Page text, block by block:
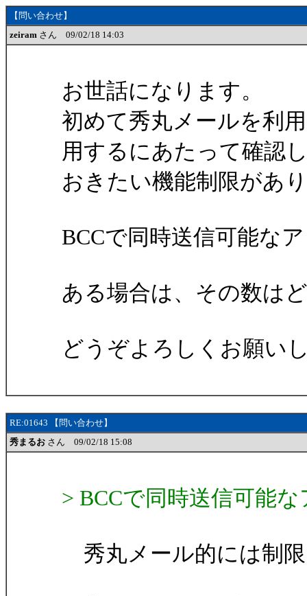
【問い合わせ】
zeiram さん 09/02/18 14:03
お世話になります。
初めて秀丸メールを利
用するにあたって確認
おきたい機能制限があ
BCCで同時送信可能な
ある場合は、その数は
どうぞよろしくお願い
RE:01643 【問い合わせ】
秀まるお さん 09/02/18 15:08
> BCCで同時送信可能
秀丸メール的には制